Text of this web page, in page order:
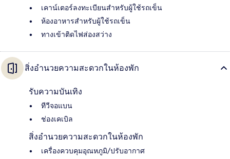
เคาน์เตอร์ลงทะเบียนสำหรับผู้ใช้รถเข็น
ห้องอาหารสำหรับผู้ใช้รถเข็น
ทางเข้าติดไฟส่องสว่าง
สิ่งอำนวยความสะดวกในห้องพัก
รับความบันเทิง
ทีวีจอแบน
ช่องเคเบิล
สิ่งอำนวยความสะดวกในห้องพัก
เครื่องควบคุมอุณหภูมิ/ปรับอากาศ